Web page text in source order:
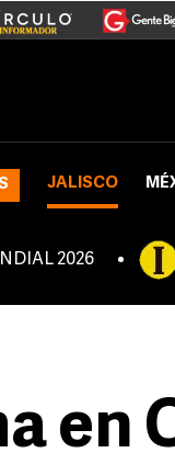
JALISCO
2026
en